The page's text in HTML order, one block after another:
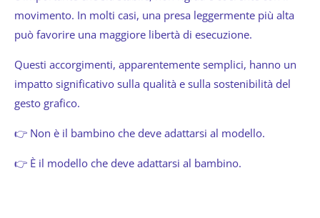
movimento. In molti casi, una presa leggermente più alta
può favorire una maggiore libertà di esecuzione.
Questi accorgimenti, apparentemente semplici, hanno un
impatto significativo sulla qualità e sulla sostenibilità del
gesto grafico.
👉 Non è il bambino che deve adattarsi al modello.
👉 È il modello che deve adattarsi al bambino.